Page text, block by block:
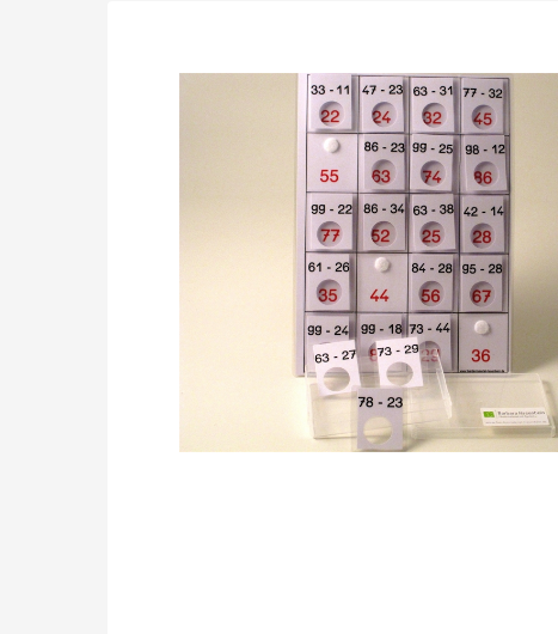
Drücken Sie die Eingabetaste, um zu suchen, oder